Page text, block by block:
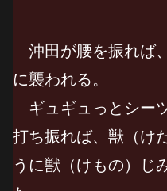
沖田が腰を振れば
に襲われる。
ギュギュっとシー
打ち振れば、獣（け
うに獣（けもの）じ